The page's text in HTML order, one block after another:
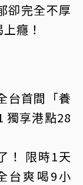
卻完全不厚
癮！
台首間「養
獨享港點28
！ 限時1天
台爽喝9小